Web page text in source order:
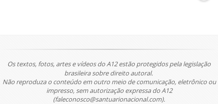
Os textos, fotos, artes e vídeos do A12 estão protegidos pela legislação
brasileira sobre direito autoral.
Não reproduza o conteúdo em outro meio de comunicação, eletrônico ou
impresso, sem autorização expressa do A12
(faleconosco@santuarionacional.com).